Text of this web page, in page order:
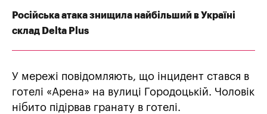
Російська атака знищила найбільший в Україні
склад Delta Plus
У мережі повідомляють, що інцидент стався в
готелі «Арена» на вулиці Городоцькій. Чоловік
нібито підірвав гранату в готелі.